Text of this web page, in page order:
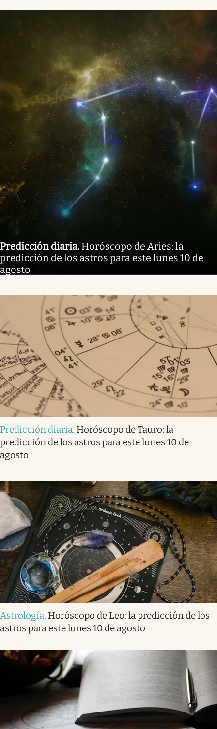
Predicción diaria. Horóscopo de Aries: la
predicción de los astros para este lunes 10 de
agosto
Predicción diaria. Horóscopo de Tauro: la
predicción de los astros para este lunes 10 de
agosto
Astrología. Horóscopo de Leo: la predicción de los
astros para este lunes 10 de agosto